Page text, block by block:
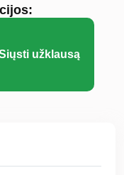
užklausą